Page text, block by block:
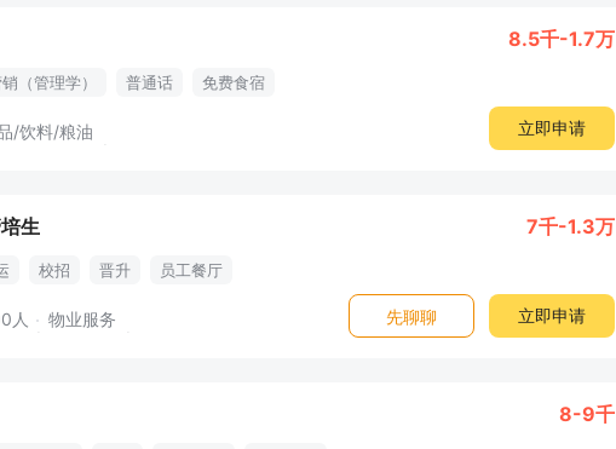
（管理学） 普通话
免费食宿
/饮料/粮油
8.5千-1.7万
立即申请
生
校招 晋升 员工餐厅
人 物业服务
7千-1.3万
先聊聊 立即申请
8-9千